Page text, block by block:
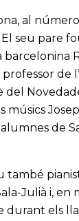
al
seu pare
barcelonina
de
de
també
Julià i,
durant els